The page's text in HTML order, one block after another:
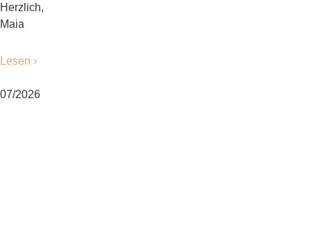
Herzlich,
Maia
Lesen ›
07/2026